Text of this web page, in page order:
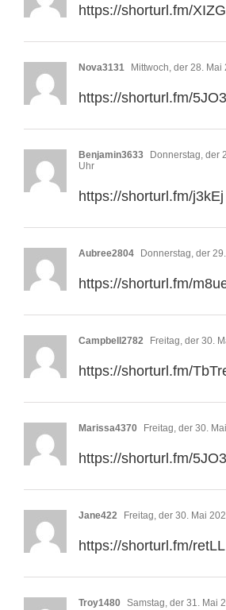
https://shorturl.fm/
Nova3131 Mittwoch, der 28.
https://shorturl.fm/
Benjamin3633
Donnerstag, der
Uhr
https://shorturl.fm/j3kEj
Aubree2804 Donnerstag, der
https://shorturl.fm/
Campbell2782 Freitag, der 30.
https://shorturl.fm/
Marissa4370 Freitag, der 30.
https://shorturl.fm/
Jane422 Freitag, der 30. Mai
https://shorturl.fm/retLL
Troy1480 Samstag, der 31. Mai